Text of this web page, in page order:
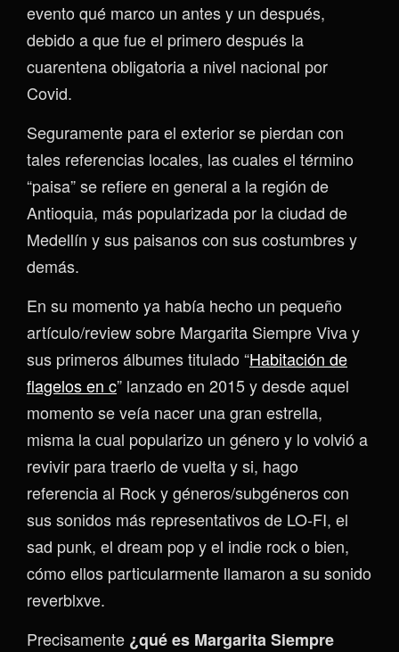
evento qué marco un antes y un después,
debido a que fue el primero después la
cuarentena obligatoria a nivel nacional por
Covid.
Seguramente para el exterior se pierdan con
tales referencias locales, las cuales el término
“paisa” se refiere en general a la región de
Antioquia, más popularizada por la ciudad de
Medellín y sus paisanos con sus costumbres y
demás.
En su momento ya había hecho un pequeño
artículo/review sobre Margarita Siempre Viva y
sus primeros álbumes titulado “Habitación de
flagelos en c” lanzado en 2015 y desde aquel
momento se veía nacer una gran estrella,
misma la cual popularizo un género y lo volvió a
revivir para traerlo de vuelta y si, hago
referencia al Rock y géneros/subgéneros con
sus sonidos más representativos de LO-FI, el
sad punk, el dream pop y el indie rock o bien,
cómo ellos particularmente llamaron a su sonido
reverblxve.
Precisamente ¿qué es Margarita Siempre